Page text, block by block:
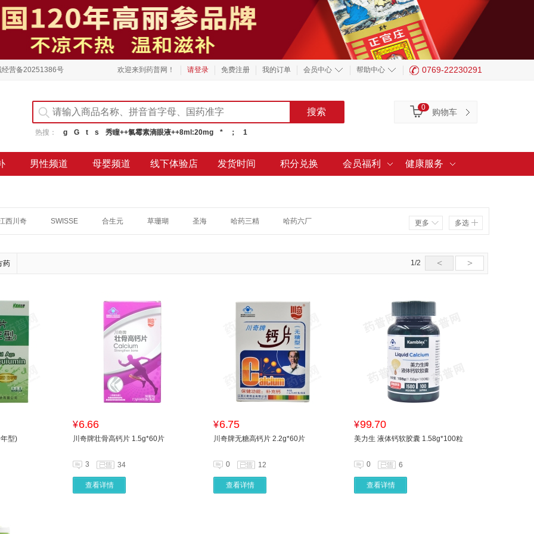
经营备20251386号 欢迎来到药普网！ 请登录 免费注册 我的订单 会员中心 帮助中心 0769-22230291
热搜： g G t s 秀瞳++氯霉素滴眼液++8ml:20mg * ； 1
购物车
0
男性频道 母婴频道 线下体验店 发货时间 积分兑换 会员福利 健康服务
西川奇 SWISSE 合生元 草珊瑚 圣海 哈药三精 哈药六厂 多选
更多
药 1/2 < >
型)
¥6.66
川奇牌壮骨高钙片 1.5g*60片
3 34
查看详情
¥6.75
川奇牌无糖高钙片 2.2g*60片
0 12
查看详情
¥99.70
美力生 液体钙软胶囊 1.58g*100粒
0 6
查看详情